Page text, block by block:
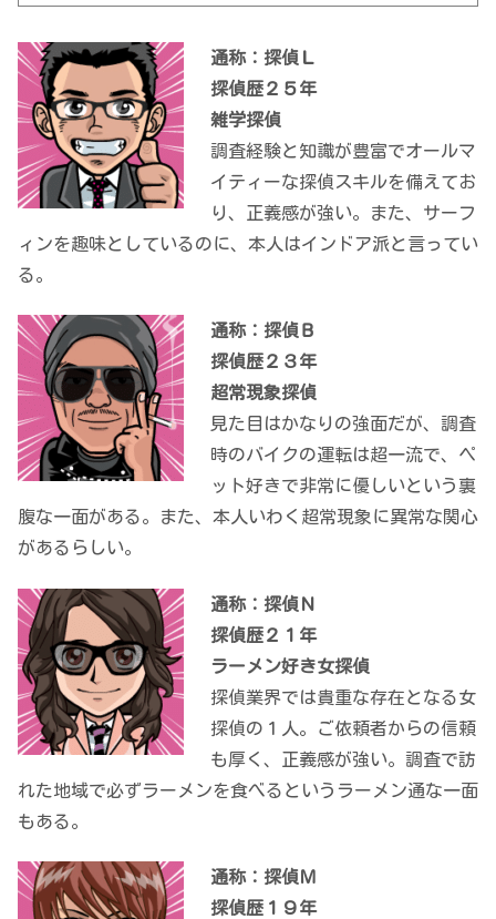
通称：探偵Ｌ
探偵歴２５年
雑学探偵
調査経験と知識が豊富でオールマ
イティーな探偵スキルを備えてお
り、正義感が強い。また、サーフ
ィンを趣味としているのに、本人はインドア派と言ってい
る。
通称：探偵Ｂ
探偵歴２３年
超常現象探偵
見た目はかなりの強面だが、調査
時のバイクの運転は超一流で、ペ
ット好きで非常に優しいという裏
腹な一面がある。また、本人いわく超常現象に異常な関心
があるらしい。
通称：探偵Ｎ
探偵歴２１年
ラーメン好き女探偵
探偵業界では貴重な存在となる女
探偵の１人。ご依頼者からの信頼
も厚く、正義感が強い。調査で訪
れた地域で必ずラーメンを食べるというラーメン通な一面
もある。
通称：探偵Ｍ
探偵歴１９年